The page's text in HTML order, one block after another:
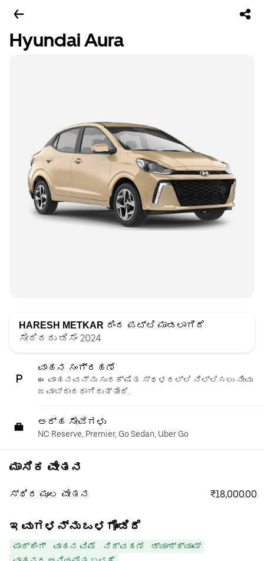
Hyundai Aura
HARESH METKAR ರಿಂದ ಪಟ್ಟಿ ಮಾಡಲಾಗಿದೆ
ಸೇರಿದರು ಡಿಸೆಂ 2024
ವಾಹನ ಸಂಗ್ರಹಣೆ
ಈ ವಾಹನವನ್ನು ಸುರಕ್ಷಿತ ಸ್ಥಳದಲ್ಲಿ ನಿಲ್ಲಿಸಲು ನೀವು
ಜವಾಬ್ದಾರರಾಗಿರುತ್ತೀರಿ.
ಅರ್ಹ ಸೇವೆಗಳು
NC Reserve, Premier, Go Sedan, Uber Go
ಮಾಸಿಕ ವೇತನ
ಸ್ಥಿರ ಮೂಲ ವೇತನ ₹18,000.00
ಇವುಗಳನ್ನು ಒಳಗೊಂಡಿದೆ
ಪಾರ್ಕಿಂಗ್ ವಾಹನ ವಿಮೆ ನಿರ್ವಹಣೆ
ಡ್ಯಾಶ್‌ಕ್ಯಾಮ್